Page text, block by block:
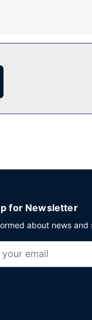
között
társalgó egyikében.
for Newsletter
about news and